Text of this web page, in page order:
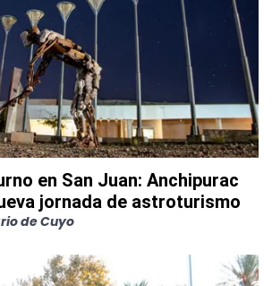
en San Juan: Anchipurac
jornada de astroturismo
de Cuyo